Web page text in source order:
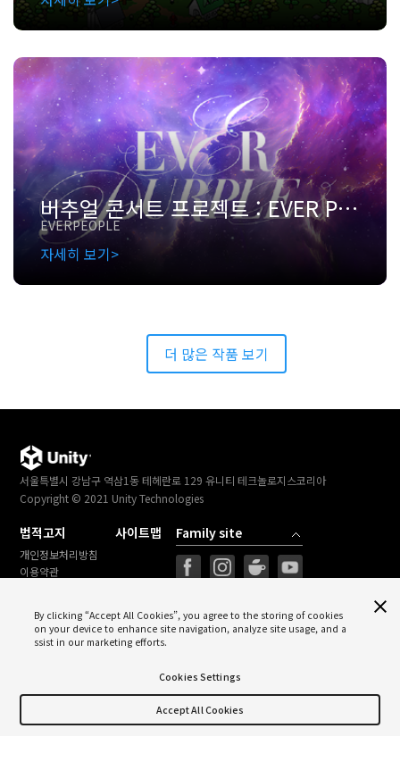
버추얼 콘서트 프로젝트 : EVER PURPLE
EVERPEOPLE
자세히 보기
더 많은 작품 보기
서울특별시 강남구 역삼1동 테헤란로 129 유니티 테크놀로지스코리아
Copyright © 2021 Unity Technologies
법적고지
개인정보처리방침
이용약관
사이트맵
Unity의 라이선스 착한 캠페인에 함께하세요
By clicking “Accept All Cookies”, you agree to the storing of cookies
on your device to enhance site navigation, analyze site usage, and a
ssist in our marketing efforts.
Cookies Settings
Accept All Cookies